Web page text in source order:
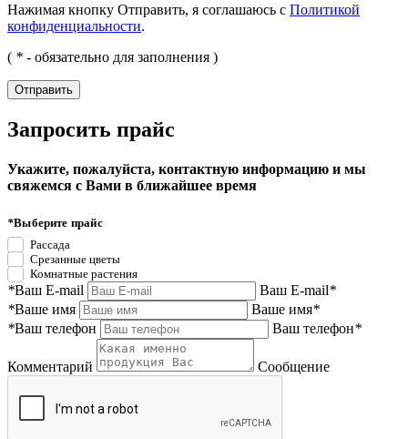
Нажимая кнопку Отправить, я соглашаюсь с Политикой
конфиденциальности.
( * - обязательно для заполнения )
Запросить прайс
Укажите, пожалуйста, контактную информацию и мы
свяжемся с Вами в ближайшее время
*Выберите прайс
Рассада
Срезанные цветы
Комнатные растения
*Ваш E-mail Ваш E-mail*
*Ваше имя Ваше имя*
*Ваш телефон Ваш телефон*
Комментарий Сообщение